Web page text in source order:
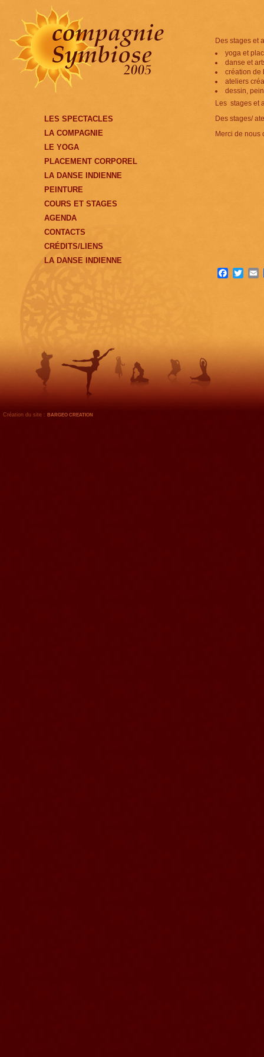
LES SPECTACLES
LA COMPAGNIE
LE YOGA
PLACEMENT CORPOREL
LA DANSE INDIENNE
PEINTURE
COURS ET STAGES
AGENDA
CONTACTS
CRÉDITS/LIENS
LA DANSE INDIENNE
Des stages et
yoga et
danse et
création de
ateliers
dessin,
Les stages et
Des stages/
Merci de nous
Facebook
Création du site : BARGEO CREATION